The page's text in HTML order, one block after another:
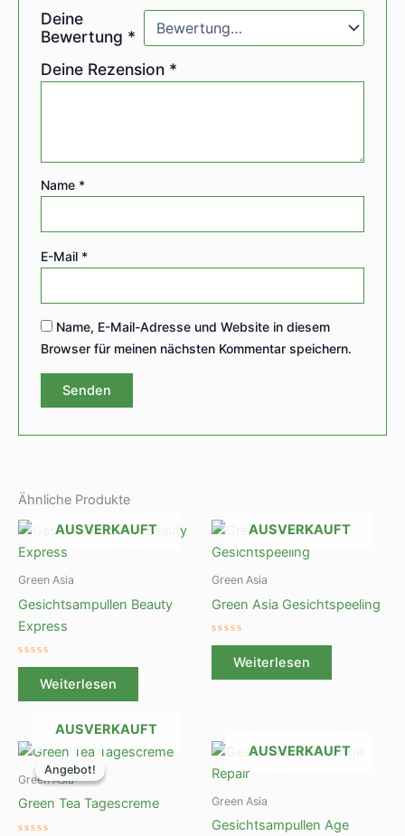
Deine
Bewertung *
Deine Rezension *
Name *
E-Mail *
Name, E-Mail-Adresse und Website in diesem
Browser für meinen nächsten Kommentar speichern.
Ähnliche Produkte
AUSVERKAUFT
Green Asia
Gesichtsampullen Beauty
Express
Bewertet
Weiterlesen
AUSVERKAUFT
Green Asia
Green Asia Gesichtspeeling
Bewertet
Weiterlesen
Angebot!
AUSVERKAUFT
Angebot!
Green Asia
Green Tea Tagescreme
Ursprünglicher
Preis
war:
Aktueller
Preis
ist:
AUSVERKAUFT
Green Asia
Gesichtsampullen Age